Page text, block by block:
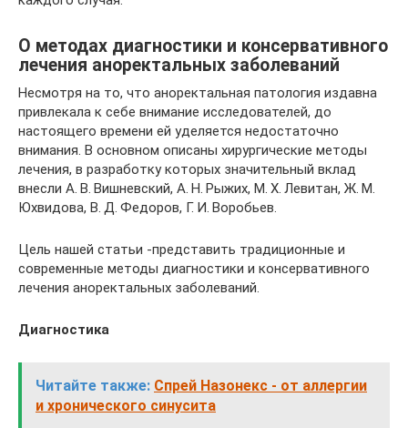
О методах диагностики и консервативного
лечения аноректальных заболеваний
Несмотря на то, что аноректальная патология издавна
привлекала к себе внимание исследователей, до
настоящего времени ей уделяется недостаточно
внимания. В основном описаны хирургические методы
лечения, в разработку которых значительный вклад
внесли А. В. Вишневский, А. Н. Рыжих, М. Х. Левитан, Ж. М.
Юхвидова, В. Д. Федоров, Г. И. Воробьев.
Цель нашей статьи -представить традиционные и
современные методы диагностики и консервативного
лечения аноректальных заболеваний.
Диагностика
Читайте также: Спрей Назонекс - от аллергии
и хронического синусита